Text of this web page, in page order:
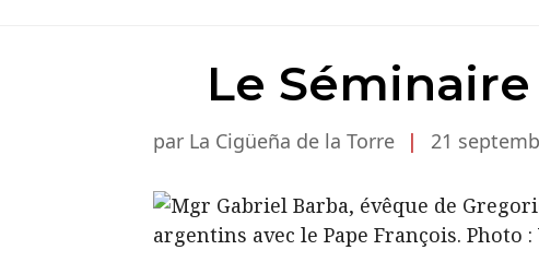
Le
par La Cigüeña de la Torre | 21